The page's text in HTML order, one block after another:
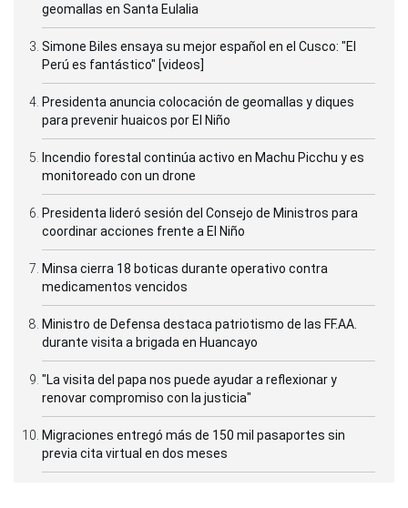
geomallas en Santa Eulalia
Simone Biles ensaya su mejor español en el Cusco: "El
Perú es fantástico" [videos]
Presidenta anuncia colocación de geomallas y diques
para prevenir huaicos por El Niño
Incendio forestal continúa activo en Machu Picchu y es
monitoreado con un drone
Presidenta lideró sesión del Consejo de Ministros para
coordinar acciones frente a El Niño
Minsa cierra 18 boticas durante operativo contra
medicamentos vencidos
Ministro de Defensa destaca patriotismo de las FF.AA.
durante visita a brigada en Huancayo
"La visita del papa nos puede ayudar a reflexionar y
renovar compromiso con la justicia"
Migraciones entregó más de 150 mil pasaportes sin
previa cita virtual en dos meses